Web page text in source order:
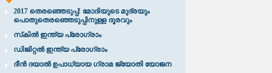
2017 തെരഞ്ഞെടുപ്പ്: മോദിയുടെ മുദ്രയും
പൊതുതെരഞ്ഞെടുപ്പിനുള്ള ദൂരവും
സ്‌കിൽ ഇന്ത്യ പ്രോഗ്രാം
ഡിജിറ്റൽ ഇന്ത്യ പ്രോഗ്രാം
ദീൻ ദയാൽ ഉപാധ്യായ ഗ്രാമ ജ്യോതി യോജന